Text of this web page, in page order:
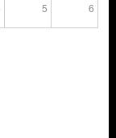
5 6